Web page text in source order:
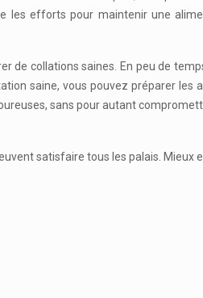
efforts pour maintenir une
collations saines. En peu de
saine, vous pouvez préparer les
sans pour autant
satisfaire tous les palais.